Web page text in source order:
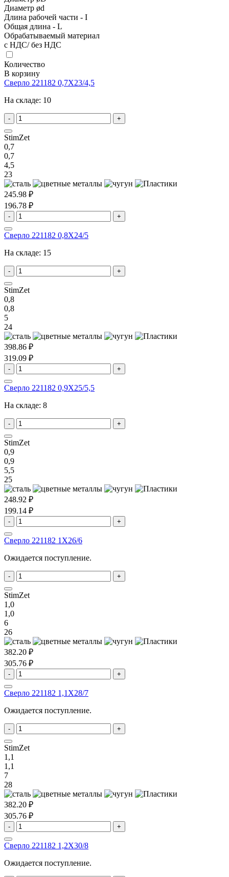
Диаметр ød
Длина рабочей части - I
Общая длина - L
Обрабатываемый материал
с НДС/ без НДС
Количество
В корзину
Сверло 221182 0,7X23/4,5
На складе: 10
- +
StimZet
0,7
0,7
4,5
23
245.98 ₽
196.78 ₽
- +
Сверло 221182 0,8X24/5
На складе: 15
- +
StimZet
0,8
0,8
5
24
398.86 ₽
319.09 ₽
- +
Сверло 221182 0,9X25/5,5
На складе: 8
- +
StimZet
0,9
0,9
5,5
25
248.92 ₽
199.14 ₽
- +
Сверло 221182 1X26/6
Ожидается поступление.
- +
StimZet
1,0
1,0
6
26
382.20 ₽
305.76 ₽
- +
Сверло 221182 1,1X28/7
Ожидается поступление.
- +
StimZet
1,1
1,1
7
28
382.20 ₽
305.76 ₽
- +
Сверло 221182 1,2X30/8
Ожидается поступление.